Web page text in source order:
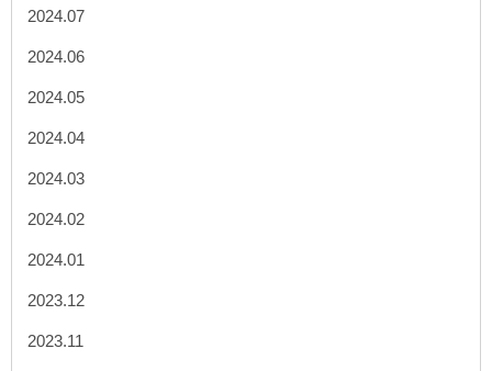
2024.07
2024.06
2024.05
2024.04
2024.03
2024.02
2024.01
2023.12
2023.11